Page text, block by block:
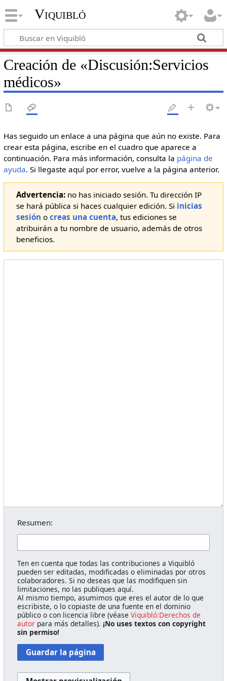
Viquibló
Creación de «Discusión:Servicios
médicos»
Has seguido un enlace a una página que aún no existe. Para
crear esta página, escribe en el cuadro que aparece a
continuación. Para más información, consulta la página de
ayuda. Si llegaste aquí por error, vuelve a la página anterior.
Advertencia:no has iniciado sesión. Tu dirección IP
se hará pública si haces cualquier edición. Si inicias
sesión o creas una cuenta, tus ediciones se
atribuirán a tu nombre de usuario, además de otros
beneficios.
Resumen:
Ten en cuenta que todas las contribuciones a Viquibló
pueden ser editadas, modificadas o eliminadas por otros
colaboradores. Si no deseas que las modifiquen sin
limitaciones, no las publiques aquí.
Al mismo tiempo, asumimos que eres el autor de lo que
escribiste, o lo copiaste de una fuente en el dominio
público o con licencia libre (véaseViquibló:Derechos de
autor para más detalles).¡No uses textos con copyright
sin permiso!